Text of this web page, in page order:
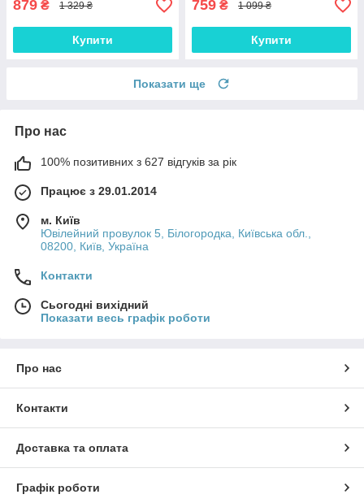
879 ₴ 1 329 ₴
Купити
759 ₴ 1 099 ₴
Купити
Показати ще
Про нас
100% позитивних з 627 відгуків за рік
Працює з 29.01.2014
м. Київ
Ювілейний провулок 5, Білогородка, Київська обл.,
08200, Київ, Україна
Контакти
Сьогодні вихідний
Показати весь графік роботи
Про нас
Контакти
Доставка та оплата
Графік роботи